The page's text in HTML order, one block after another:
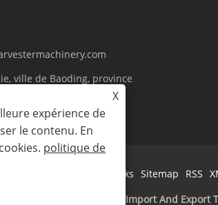
ville de Baoding, province
Links Sitemap RSS
2023 Baoding Harvester Import And Export
X
expérience de
le contenu. En
politique de